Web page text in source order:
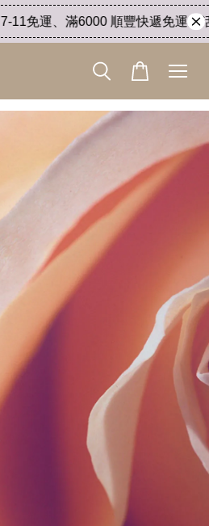
免運、滿6000 順豐快遞免運。活